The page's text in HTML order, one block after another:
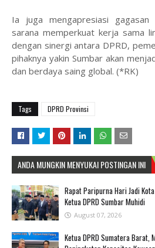
Ia juga mengapresiasi gagasan
sarana memperkuat kerja sama
dengan sinergi antara DPRD,
pihaknya yakin Sumbar akan
dan berdaya saing global. (*RK)
Tags DPRD Provinsi
ANDA MUNGKIN MENYUKAI POSTINGAN INI
Rapat Paripurna Hari Jadi
Ketua DPRD Sumbar Muhidi
August 07, 2026
Ketua DPRD Sumatera Barat,